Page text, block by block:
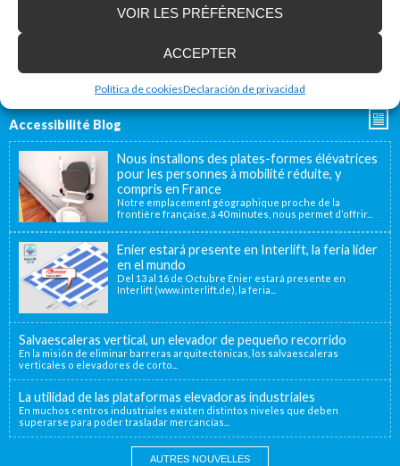
ACCEPTER
VOIR LES PRÉFÉRENCES
Política de cookiesDeclaración de privacidad
Accessibilité Blog
Nous installons des plates-formes élévatrices
pour les personnes à mobilité réduite, y
compris en France
Notre emplacement géographique proche de la
frontière française, à 40 minutes, nous permet d’offrir...
Enier estará presente en Interlift, la feria líder
en el mundo
Del 13 al 16 de Octubre Enier estará presente en
Interlift (www.interlift.de), la feria...
Salvaescaleras vertical, un elevador de pequeño recorrido
En la misión de eliminar barreras arquitectónicas, los salvaescaleras
verticales o elevadores de corto...
La utilidad de las plataformas elevadoras industriales
En muchos centros industriales existen distintos niveles que deben
superarse para poder trasladar mercancías...
AUTRES NOUVELLES